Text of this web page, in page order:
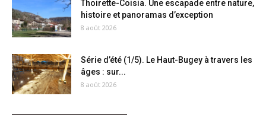
Thoirette-Coisia. Une escapade entre nature,
histoire et panoramas d’exception
8 août 2026
Série d’été (1/5). Le Haut-Bugey à travers les
âges : sur...
8 août 2026